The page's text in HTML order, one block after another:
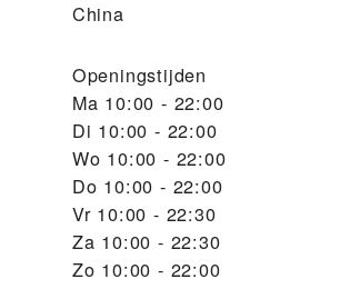
China
Openingstijden
Ma 10:00 - 22:00
Di 10:00 - 22:00
Wo 10:00 - 22:00
Do 10:00 - 22:00
Vr 10:00 - 22:30
Za 10:00 - 22:30
Zo 10:00 - 22:00